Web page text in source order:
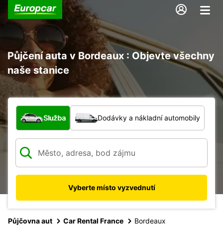
Půjčení auta v Bordeaux : Objevte všechny
naše stanice
Jaký typ vozidla?
Služba Dodávky a nákladní automobily
Vyberte místo vyzvednutí
Půjčovna aut Car Rental France Bordeaux